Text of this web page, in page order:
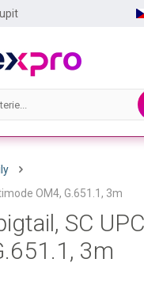
OM4, G.651.1, 3m
SC
3m